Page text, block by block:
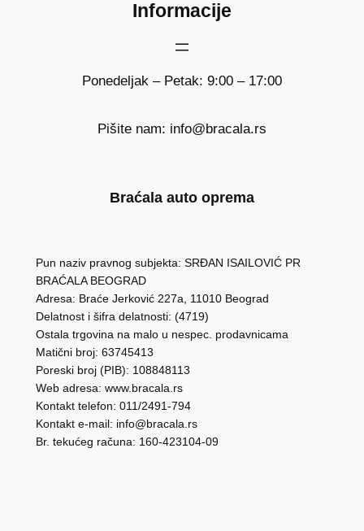
Informacije
Ponedeljak – Petak: 9:00 – 17:00
Pišite nam: info@bracala.rs
Braćala auto oprema
Pun naziv pravnog subjekta: SRĐAN ISAILOVIĆ PR
BRAĆALA BEOGRAD
Adresa: Braće Jerković 227a, 11010 Beograd
Delatnost i šifra delatnosti: (4719)
Ostala trgovina na malo u nespec. prodavnicama
Matični broj: 63745413
Poreski broj (PIB): 108848113
Web adresa: www.bracala.rs
Kontakt telefon: 011/2491-794
Kontakt e-mail: info@bracala.rs
Br. tekućeg računa: 160-423104-09